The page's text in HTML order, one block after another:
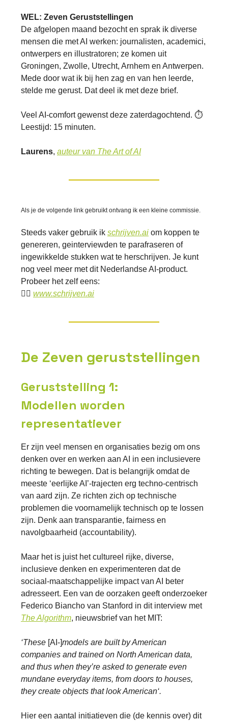
WEL: Zeven Geruststellingen
De afgelopen maand bezocht en sprak ik diverse
mensen die met AI werken: journalisten, academici,
ontwerpers en illustratoren; ze komen uit
Groningen, Zwolle, Utrecht, Arnhem en Antwerpen.
Mede door wat ik bij hen zag en van hen leerde,
stelde me gerust. Dat deel ik met deze brief.
Veel AI-comfort gewenst deze zaterdagochtend. ⏱️
Leestijd: 15 minuten.
Laurens, auteur van The Art of AI
Als je de volgende link gebruikt ontvang ik een kleine commissie.
Steeds vaker gebruik ik schrijven.ai om koppen te
genereren, geinterviewden te parafraseren of
ingewikkelde stukken wat te herschrijven. Je kunt
nog veel meer met dit Nederlandse AI-product.
Probeer het zelf eens:
👉🏽 www.schrijven.ai
De Zeven geruststellingen
Geruststelling 1:
Modellen worden
representatiever
Er zijn veel mensen en organisaties bezig om ons
denken over en werken aan AI in een inclusievere
richting te bewegen. Dat is belangrijk omdat de
meeste ‘eerlijke AI’-trajecten erg techno-centrisch
van aard zijn. Ze richten zich op technische
problemen die voornamelijk technisch op te lossen
zijn. Denk aan transparantie, fairness en
navolgbaarheid (accountability).
Maar het is juist het cultureel rijke, diverse,
inclusieve denken en experimenteren dat de
sociaal-maatschappelijke impact van AI beter
adresseert. Een van de oorzaken geeft onderzoeker
Federico Biancho van Stanford in dit interview met
The Algorithm, nieuwsbrief van het MIT:
‘These [AI-]models are built by American
companies and trained on North American data,
and thus when they’re asked to generate even
mundane everyday items, from doors to houses,
they create objects that look American‘.
Hier een aantal initiatieven die (de kennis over) dit